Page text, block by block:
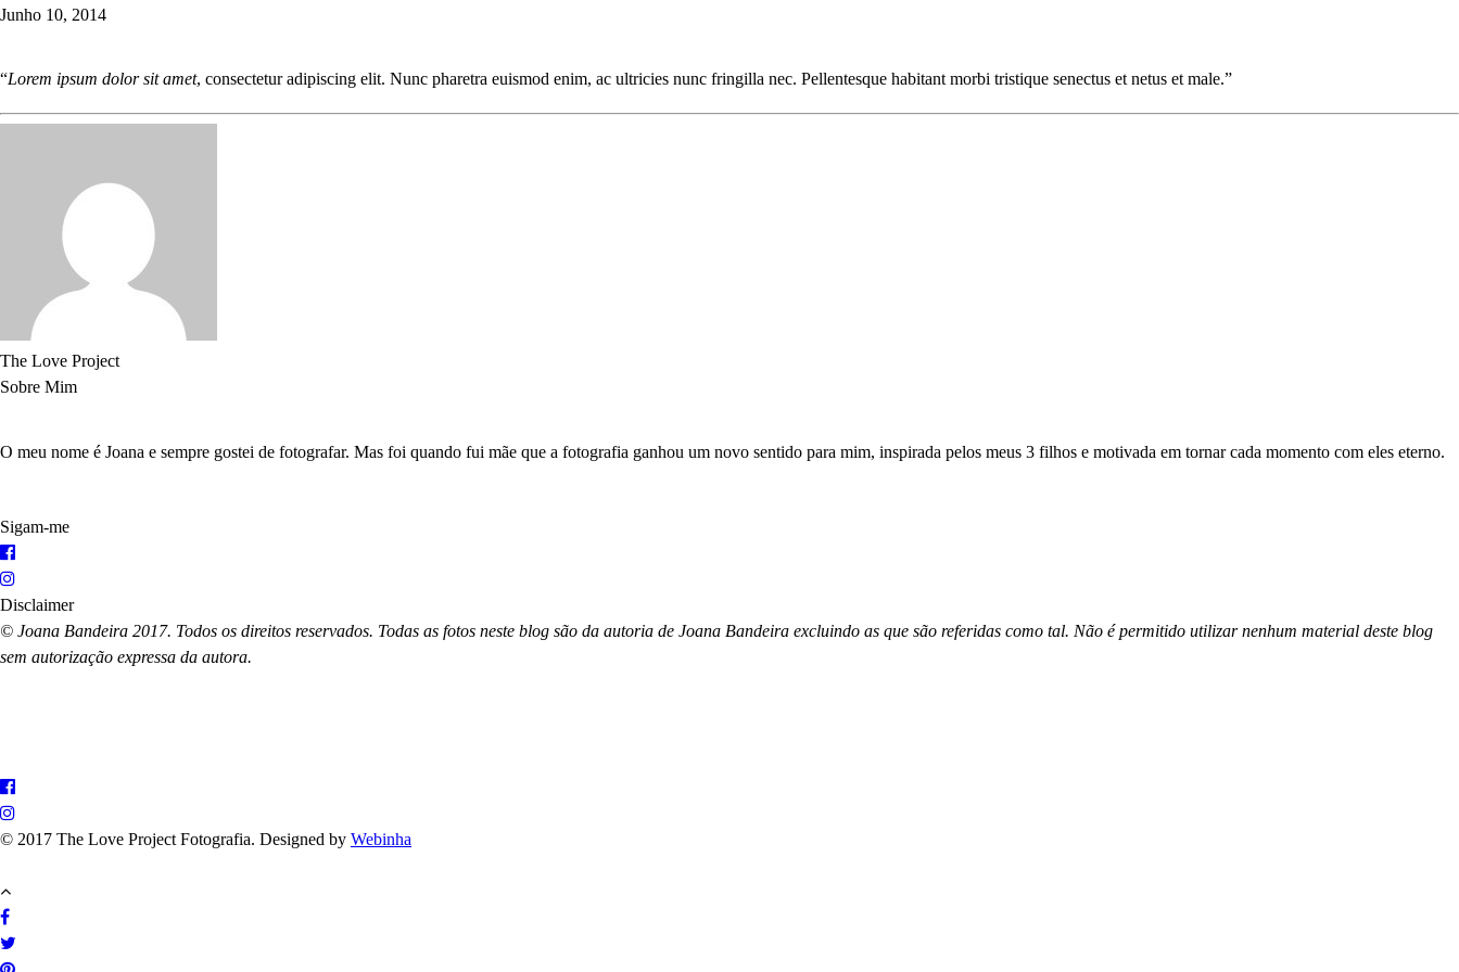
Junho 10, 2014
“Lorem ipsum dolor sit amet, consectetur adipiscing elit. Nunc pharetra euismod enim, ac ultricies nunc fringilla nec. Pellentesque habitant morbi tristique senectus et netus et male.”
The Love Project
Sobre Mim
O meu nome é Joana e sempre gostei de fotografar. Mas foi quando fui mãe que a fotografia ganhou um novo sentido para mim, inspirada pelos meus 3 filhos e motivada em tornar cada momento com eles eterno.
Sigam-me
Disclaimer
© Joana Bandeira 2017. Todos os direitos reservados. Todas as fotos neste blog são da autoria de Joana Bandeira excluindo as que são referidas como tal. Não é permitido utilizar nenhum material deste blog
sem autorização expressa da autora.
© 2017 The Love Project Fotografia. Designed by Webinha